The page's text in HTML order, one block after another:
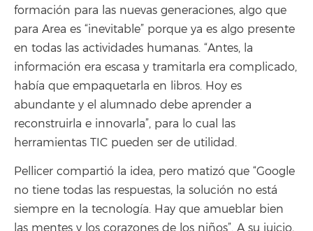
formación para las nuevas generaciones, algo que
para Area es “inevitable” porque ya es algo presente
en todas las actividades humanas. “Antes, la
información era escasa y tramitarla era complicado,
había que empaquetarla en libros. Hoy es
abundante y el alumnado debe aprender a
reconstruirla e innovarla”, para lo cual las
herramientas TIC pueden ser de utilidad.
Pellicer compartió la idea, pero matizó que “Google
no tiene todas las respuestas, la solución no está
siempre en la tecnología. Hay que amueblar bien
las mentes y los corazones de los niños”. A su juicio,